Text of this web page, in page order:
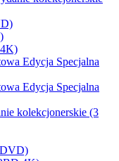
Edycja Specjalna
Edycja Specjalna
kolekcjonerskie (3
DVD)